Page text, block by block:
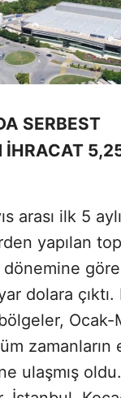
SERBEST
İHRACAT
arası ilk 5
yapılan
dönemine
dolara
Ocak-
zamanların
ulaşmış